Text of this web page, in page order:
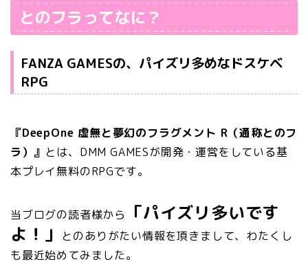
とのフラってなに？
FANZA GAMESの、パイズリ多めなドスケベ
RPG
『DeepOne 虚無と夢幻のフラグメント R（通称とのフ
ラ）』 とは、DMM GAMESが開発・運営をしている基
本プレイ無料のRPGです。
当ブログの読者様から
「パイズリ多いです
よ！」
とのありがたい情報を頂きまして、わたくし
も最近始めてみました。